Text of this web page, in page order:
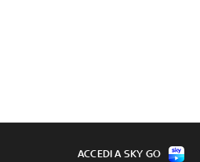
ACCEDI A SKY GO